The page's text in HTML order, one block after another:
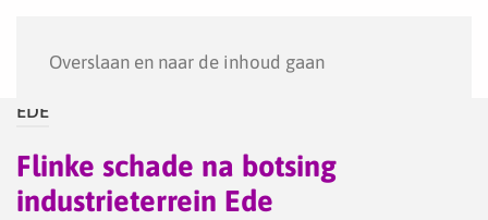
Overslaan en naar de inhoud gaan
EDE
Flinke schade na botsing
industrieterrein Ede